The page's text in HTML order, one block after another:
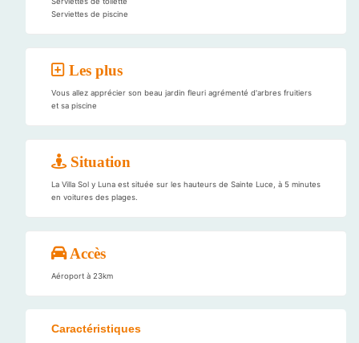
Serviettes de piscine
Les plus
Vous allez apprécier son beau jardin fleuri agrémenté d'arbres fruitiers
et sa piscine
Situation
La Villa Sol y Luna est située sur les hauteurs de Sainte Luce, à 5 minutes
en voitures des plages.
Accès
Aéroport à 23km
Caractéristiques